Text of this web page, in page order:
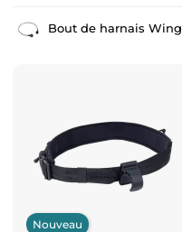
Bout de harnais Wing
Nouveau